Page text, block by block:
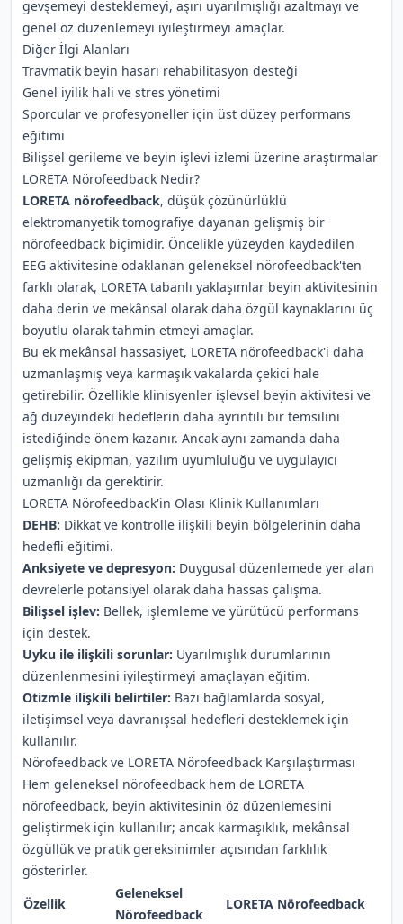
gevşemeyi desteklemeyi, aşırı uyarılmışlığı azaltmayı ve
genel öz düzenlemeyi iyileştirmeyi amaçlar.
Diğer İlgi Alanları
Travmatik beyin hasarı rehabilitasyon desteği
Genel iyilik hali ve stres yönetimi
Sporcular ve profesyoneller için üst düzey performans
eğitimi
Bilişsel gerileme ve beyin işlevi izlemi üzerine araştırmalar
LORETA Nörofeedback Nedir?
LORETA nörofeedback, düşük çözünürlüklü
elektromanyetik tomografiye dayanan gelişmiş bir
nörofeedback biçimidir. Öncelikle yüzeyden kaydedilen
EEG aktivitesine odaklanan geleneksel nörofeedback'ten
farklı olarak, LORETA tabanlı yaklaşımlar beyin aktivitesinin
daha derin ve mekânsal olarak daha özgül kaynaklarını üç
boyutlu olarak tahmin etmeyi amaçlar.
Bu ek mekânsal hassasiyet, LORETA nörofeedback'i daha
uzmanlaşmış veya karmaşık vakalarda çekici hale
getirebilir. Özellikle klinisyenler işlevsel beyin aktivitesi ve
ağ düzeyindeki hedeflerin daha ayrıntılı bir temsilini
istediğinde önem kazanır. Ancak aynı zamanda daha
gelişmiş ekipman, yazılım uyumluluğu ve uygulayıcı
uzmanlığı da gerektirir.
LORETA Nörofeedback'in Olası Klinik Kullanımları
DEHB: Dikkat ve kontrolle ilişkili beyin bölgelerinin daha
hedefli eğitimi.
Anksiyete ve depresyon: Duygusal düzenlemede yer alan
devrelerle potansiyel olarak daha hassas çalışma.
Bilişsel işlev: Bellek, işlemleme ve yürütücü performans
için destek.
Uyku ile ilişkili sorunlar: Uyarılmışlık durumlarının
düzenlenmesini iyileştirmeyi amaçlayan eğitim.
Otizmle ilişkili belirtiler: Bazı bağlamlarda sosyal,
iletişimsel veya davranışsal hedefleri desteklemek için
kullanılır.
Nörofeedback ve LORETA Nörofeedback Karşılaştırması
Hem geleneksel nörofeedback hem de LORETA
nörofeedback, beyin aktivitesinin öz düzenlemesini
geliştirmek için kullanılır; ancak karmaşıklık, mekânsal
özgüllük ve pratik gereksinimler açısından farklılık
gösterirler.
Özellik
Geleneksel
Nörofeedback
LORETA Nörofeedback